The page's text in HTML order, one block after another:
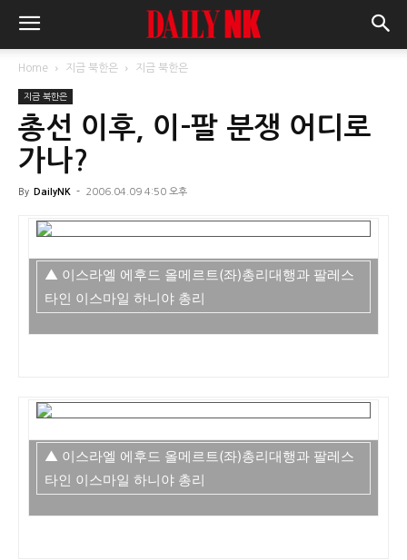
Home 지금 북한은 지금 북한은
지금 북한은
총선 이후, 이-팔 분쟁 어디로
가나?
By DailyNK - 2006.04.09 4:50 오후
▲ 이스라엘 에후드 올메르트(좌)총리대행과 팔레스
타인 이스마일 하니야 총리
▲ 이스라엘 에후드 올메르트(좌)총리대행과 팔레스
타인 이스마일 하니야 총리